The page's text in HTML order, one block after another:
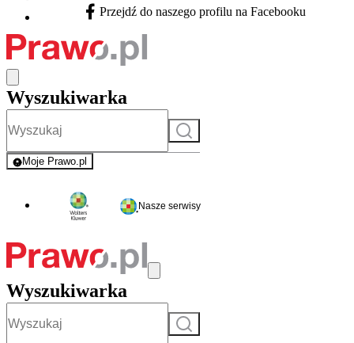
Facebook - otwiera się w nowej karcie
Przejdź do naszego profilu na Facebooku
Wyszukiwarka
Szukaj
Moje Prawo.pl
- rejestracja i logowanie do serwisu
Nasze serwisy
Wyszukiwarka
Szukaj